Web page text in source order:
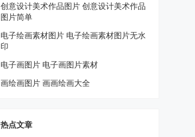
创意设计美术作品图片 创意设计美术作品
图片简单
电子绘画素材图片 电子绘画素材图片无水
印
电子画图片 电子画图片素材
画绘画图片 画画绘画大全
热点文章